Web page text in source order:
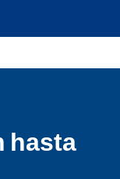
hasta